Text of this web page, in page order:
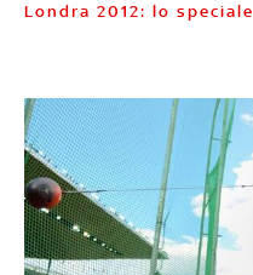
Londra 2012: lo speciale